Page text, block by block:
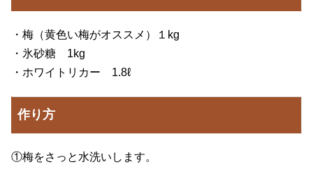
・梅（黄色い梅がオススメ）１kg
・氷砂糖 1kg
・ホワイトリカー 1.8ℓ
作り方
①梅をさっと水洗いします。